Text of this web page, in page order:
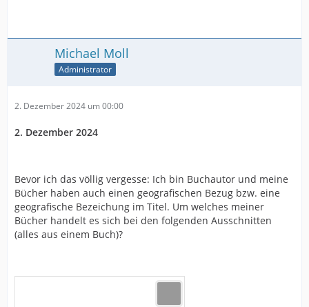
Michael Moll
Administrator
2. Dezember 2024 um 00:00
2. Dezember 2024
Bevor ich das völlig vergesse: Ich bin Buchautor und meine
Bücher haben auch einen geografischen Bezug bzw. eine
geografische Bezeichung im Titel. Um welches meiner
Bücher handelt es sich bei den folgenden Ausschnitten
(alles aus einem Buch)?